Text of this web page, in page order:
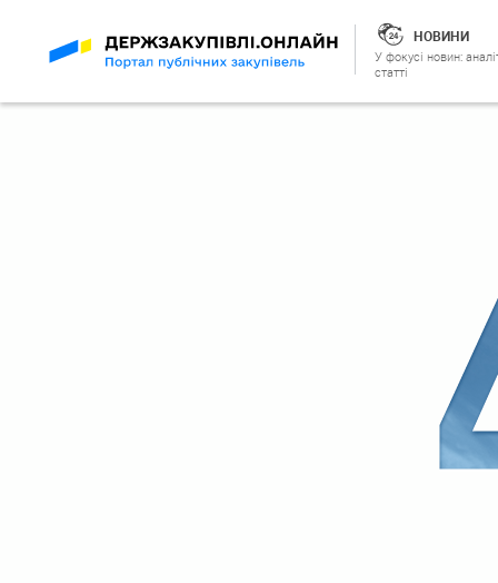
НОВИНИ
У фокусі новин:
статті